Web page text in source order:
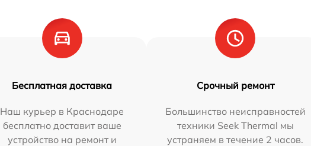
Бесплатная доставка
Наш курьер в Краснодаре
бесплатно доставит ваше
устройство на ремонт и
Срочный ремонт
Большинство неисправностей
техники Seek Thermal мы
устраняем в течение 2 часов.